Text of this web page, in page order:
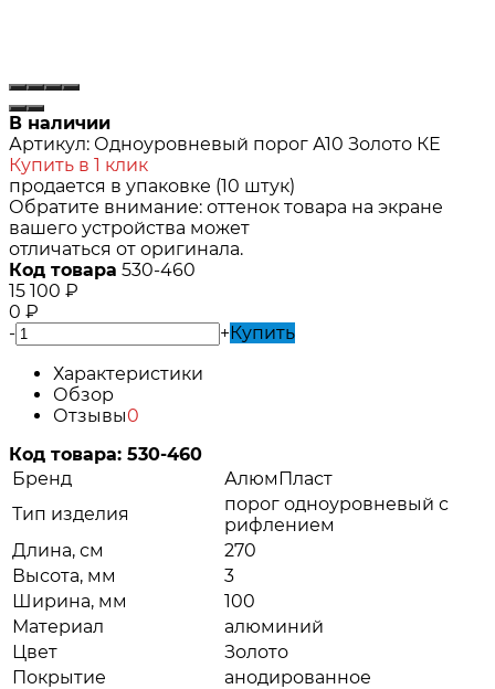
В наличии
Артикул: Одноуровневый порог А10 Золото КЕ
Купить в 1 клик
продается в упаковке (10 штук)
Обратите внимание: оттенок товара на экране
вашего устройства может
отличаться от оригинала.
Код товара 530-460
15 100 ₽
0 ₽
-
+Купить
Характеристики
Обзор
Отзывы0
Код товара: 530-460
Бренд
АлюмПласт
Тип изделия
порог одноуровневый с
рифлением
Длина, см
270
Высота, мм
3
Ширина, мм
100
Материал
алюминий
Цвет
Золото
Покрытие
анодированное